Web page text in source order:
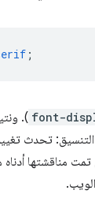
;
font-
).
تحدث
مناقشتها